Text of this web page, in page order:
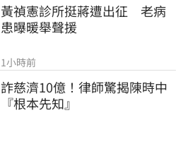
黃禎憲診所挺蔣遭出征　老病
患曝暖舉聲援
1小時前
詐慈濟10億！律師驚揭陳時中
『根本先知』